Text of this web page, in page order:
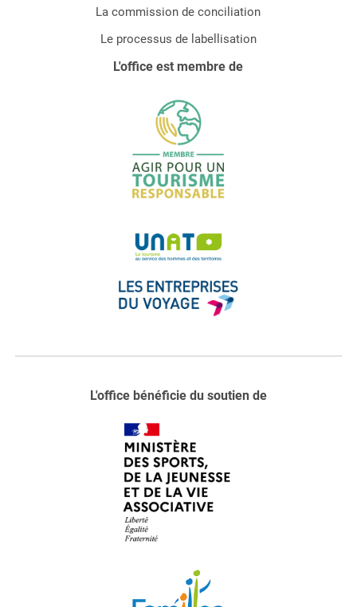
La commission de conciliation
Le processus de labellisation
L'office est membre de
L'office bénéficie du soutien de